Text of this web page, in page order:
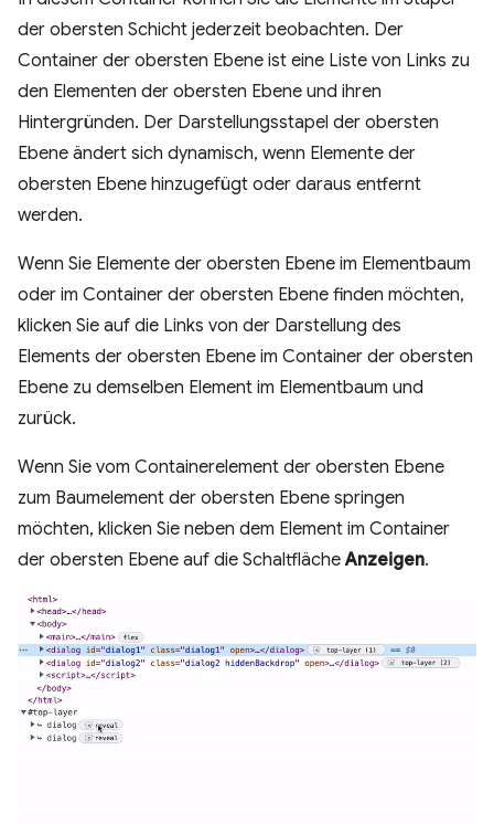
der obersten Schicht jederzeit beobachten. Der
Container der obersten Ebene ist eine Liste von Links zu
den Elementen der obersten Ebene und ihren
Hintergründen. Der Darstellungsstapel der obersten
Ebene ändert sich dynamisch, wenn Elemente der
obersten Ebene hinzugefügt oder daraus entfernt
werden.
Wenn Sie Elemente der obersten Ebene im Elementbaum
oder im Container der obersten Ebene finden möchten,
klicken Sie auf die Links von der Darstellung des
Elements der obersten Ebene im Container der obersten
Ebene zu demselben Element im Elementbaum und
zurück.
Wenn Sie vom Containerelement der obersten Ebene
zum Baumelement der obersten Ebene springen
möchten, klicken Sie neben dem Element im Container
der obersten Ebene auf die SchaltflächeAnzeigen.